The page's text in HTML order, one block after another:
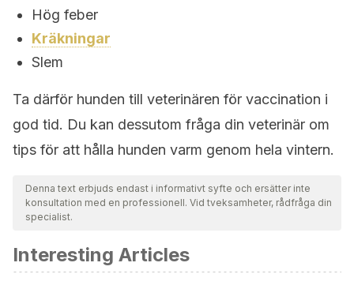
Hög feber
Kräkningar
Slem
Ta därför hunden till veterinären för vaccination i
god tid. Du kan dessutom fråga din veterinär om
tips för att hålla hunden varm genom hela vintern.
Denna text erbjuds endast i informativt syfte och ersätter inte
konsultation med en professionell. Vid tveksamheter, rådfråga din
specialist.
Interesting Articles